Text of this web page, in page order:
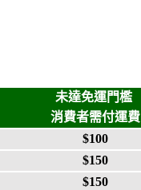
未達免運門檻
消費者需付運費
$100
$150
$150